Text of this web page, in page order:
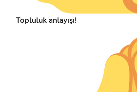
Topluluk anlayışı!